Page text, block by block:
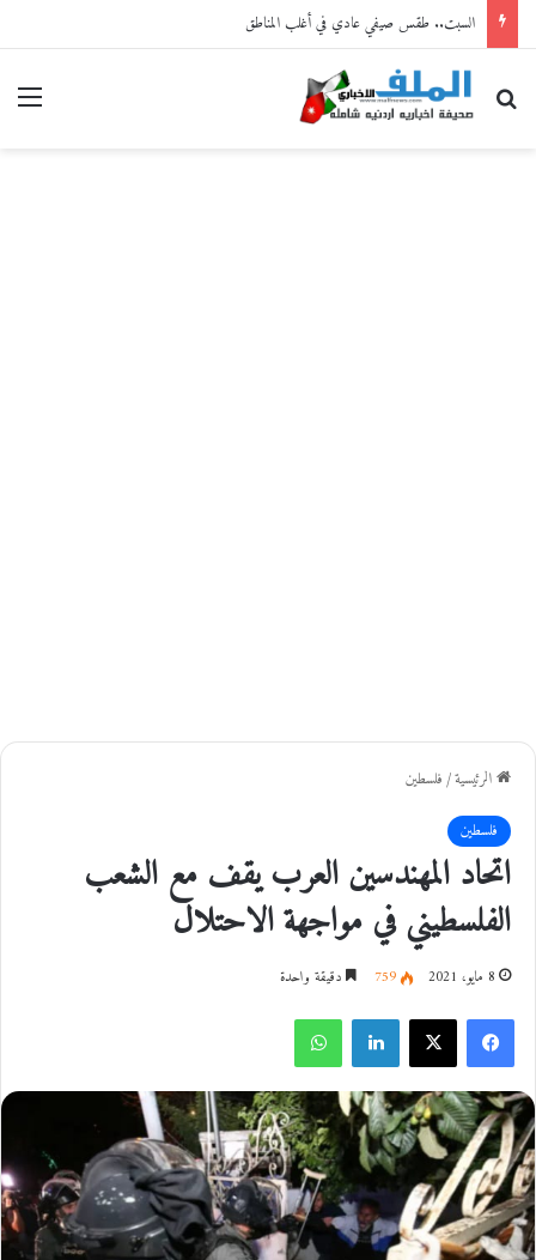
السبت.. طقس صيفي عادي في أغلب المناطق
بحث عن
الرئيسية/فلسطين
فلسطين
اتحاد المهندسين العرب يقف مع الشعب
الفلسطيني في مواجهة الاحتلال
8 مايو، 2021 759 دقيقة واحدة
فيسبوك